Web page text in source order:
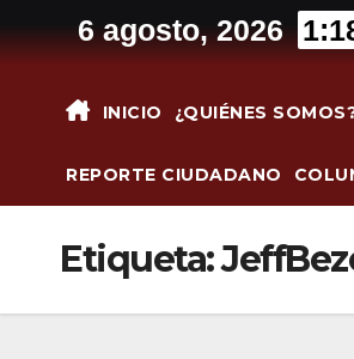
al
6 agosto, 2026
INICIO ¿QUIÉNES
REPORTE CIUDADANO
Etiqueta: